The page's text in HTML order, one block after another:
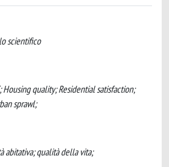
scientifico
Housing quality; Residential satisfaction;
sprawl;
abitativa; qualità della vita;